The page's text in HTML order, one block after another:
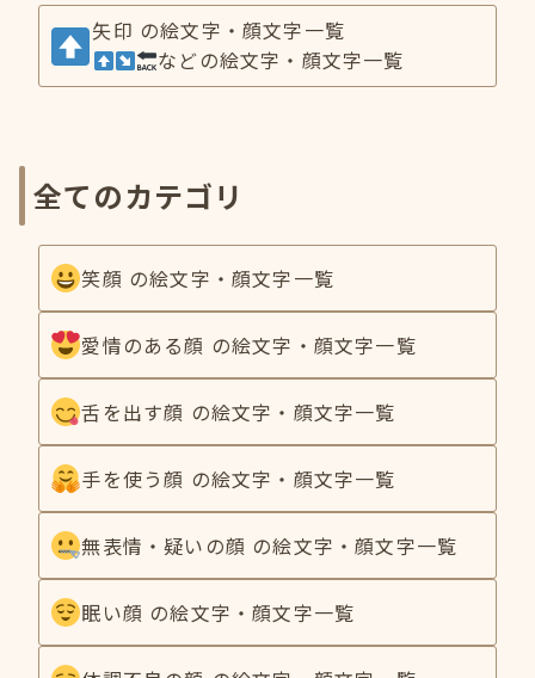
矢印 の絵文字・顔文字一覧
などの絵文字・顔文字一覧
全てのカテゴリ
笑顔 の絵文字・顔文字一覧
愛情のある顔 の絵文字・顔文字一覧
舌を出す顔 の絵文字・顔文字一覧
手を使う顔 の絵文字・顔文字一覧
無表情・疑いの顔 の絵文字・顔文字一覧
眠い顔 の絵文字・顔文字一覧